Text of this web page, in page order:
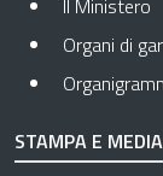
Il Ministero
Organi di
STAMPA E MEDIA